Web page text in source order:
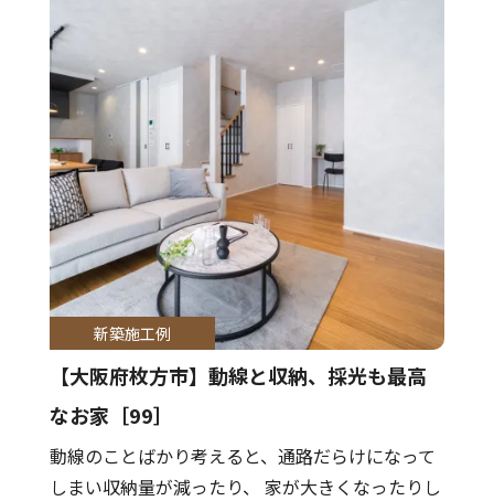
新築施工例
【大阪府枚方市】動線と収納、採光も最高
なお家［99］
動線のことばかり考えると、通路だらけになって
しまい収納量が減ったり、 家が大きくなったりし